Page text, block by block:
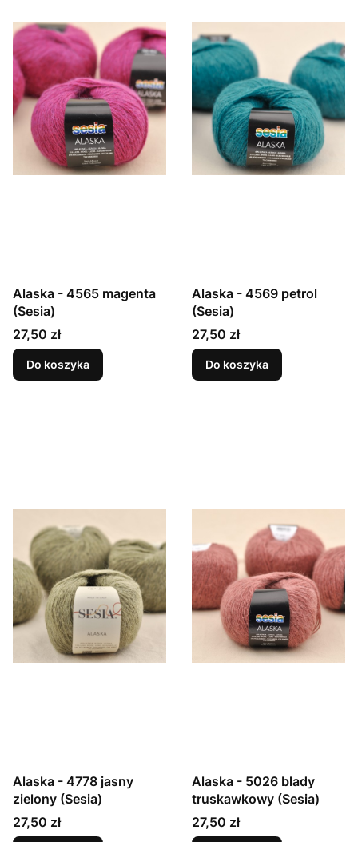
Alaska - 4565 magenta
(Sesia)
Cena
27,50 zł
Do koszyka
Alaska - 4569 petrol
(Sesia)
Cena
27,50 zł
Do koszyka
Alaska - 4778 jasny
zielony (Sesia)
Cena
27,50 zł
Alaska - 5026 blady
truskawkowy (Sesia)
Cena
27,50 zł